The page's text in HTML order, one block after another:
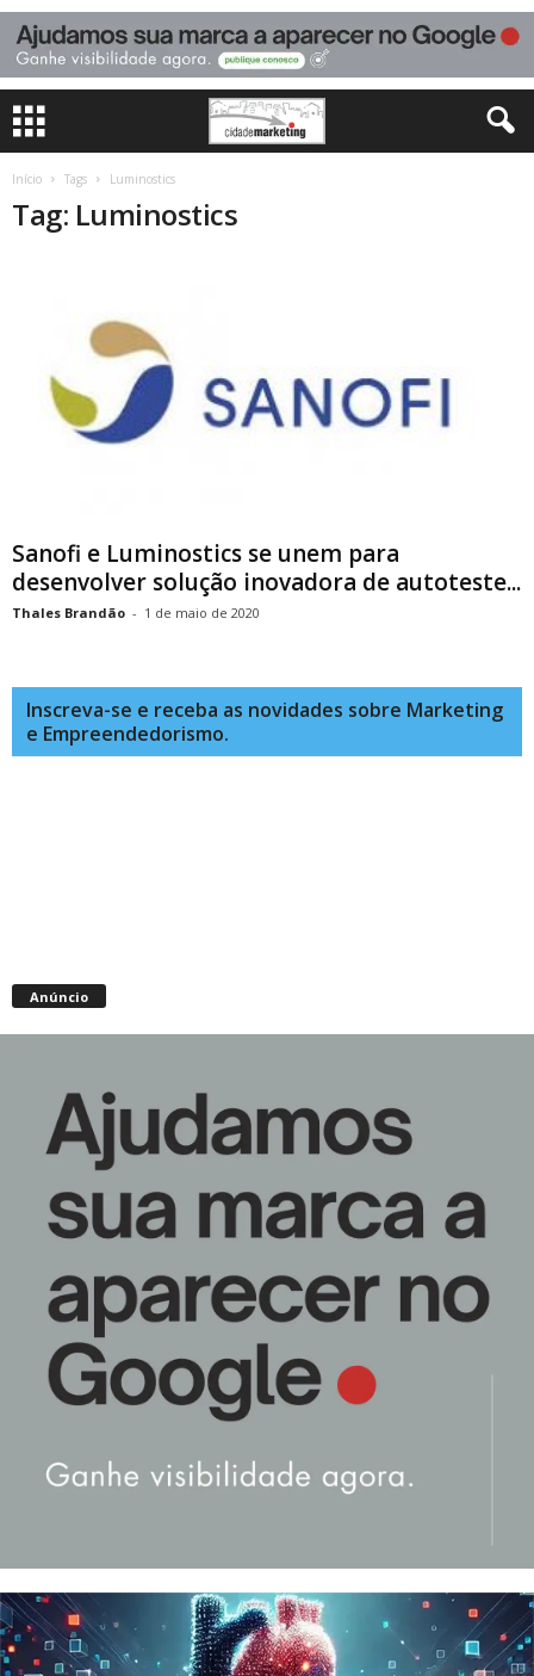
Início Tags Luminostics
Tag: Luminostics
Sanofi e Luminostics se unem para
desenvolver solução inovadora de autoteste...
Thales Brandão - 1 de maio de 2020
Inscreva-se e receba as novidades sobre Marketing
e Empreendedorismo.
Anúncio